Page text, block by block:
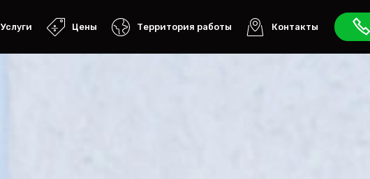
Услуги Цены Территория работы Контакты